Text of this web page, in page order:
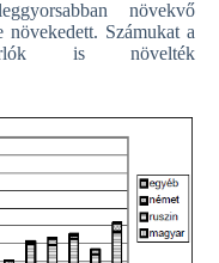
növekvő
növekedett. Számukat a
is növelték